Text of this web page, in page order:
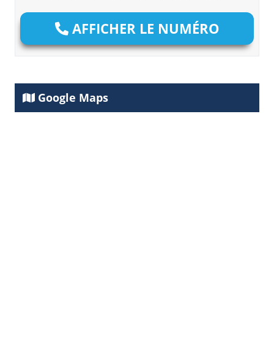
AFFICHER LE NUMÉRO
Google Maps